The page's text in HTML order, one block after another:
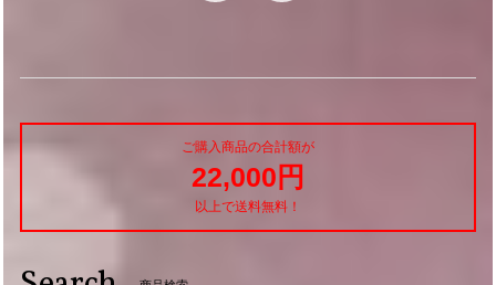
ご購入商品の合計額が
22,000円
以上で送料無料！